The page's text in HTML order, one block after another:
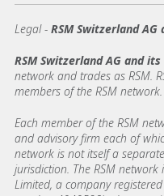
Legal - RSM Switzerland
RSM Switzerland AG and
network and trades as RSM.
members of the RSM network.
Each member of the RSM
and advisory firm each of
network is not itself a
jurisdiction. The RSM
Limited, a company